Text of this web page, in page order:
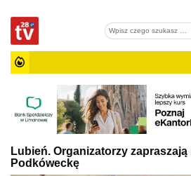
Lubień. Organizatorzy
Podkóweckę